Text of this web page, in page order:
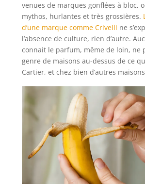
venues de marques gonflées à bloc,
mythos, hurlantes et très grossières.
d’une marque comme Crivelli ne
l’absence de culture, rien d’autre.
connait le parfum, même de loin, ne
genre de maisons au-dessus de ce
Cartier, et chez bien d’autres maisons